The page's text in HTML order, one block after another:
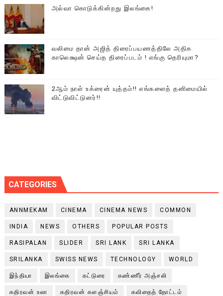
அல்வா கொடுக்கின்றது இலங்கை!
வலிமை தான் அஜித் திரைப்பயணத்திலே அதிக
காலெக்ஷன் செய்த திரைப்படம் ! எங்கு தெரியுமா?
2ஆம் நாள் உக்ரைன் யுத்தம்!! எங்களைத் தனிமையில்
விட்டுவிட்டுனர்!!
CATEGORIES
ANNMEKAM CINEMA CINEMA NEWS COMMON
INDIA NEWS OTHERS POPULAR POSTS
RASIPALAN SLIDER SRI LANK SRI LANKA
SRILANKA SWISS NEWS TECHNOLOGY WORLD
இந்தியா இலங்கை கட்டுரை கண்ணீர் அஞ்சலி
கதிரவன் உலா கதிரவன் களஞ்சியம் கவிதைத் தோட்டம்